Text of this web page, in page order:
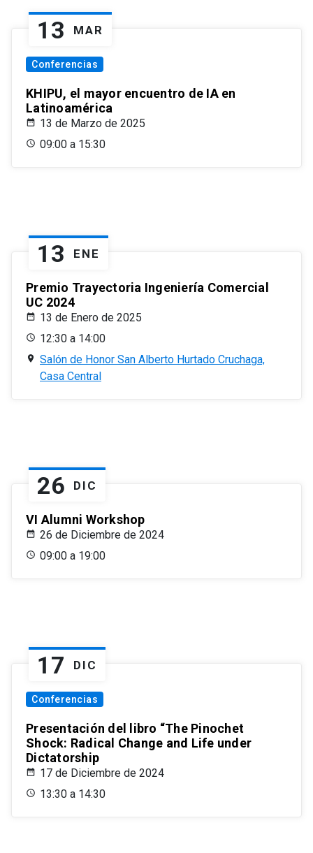
13 MAR
Conferencias
KHIPU, el mayor encuentro de IA en
Latinoamérica
13 de Marzo de 2025
09:00 a 15:30
13 ENE
Premio Trayectoria Ingeniería Comercial
UC 2024
13 de Enero de 2025
12:30 a 14:00
Salón de Honor San Alberto Hurtado Cruchaga,
Casa Central
26 DIC
VI Alumni Workshop
26 de Diciembre de 2024
09:00 a 19:00
17 DIC
Conferencias
Presentación del libro “The Pinochet
Shock: Radical Change and Life under
Dictatorship
17 de Diciembre de 2024
13:30 a 14:30